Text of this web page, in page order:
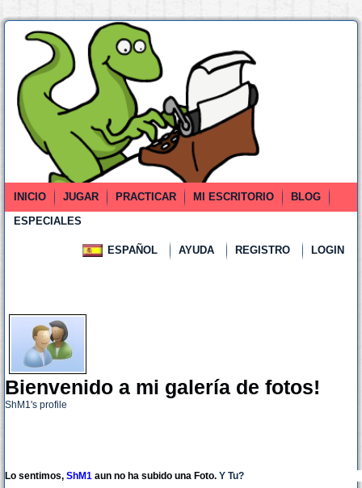
INICIO JUGAR PRACTICAR MI ESCRITORIO
BLOG
ESPECIALES
ESPAÑOL AYUDA REGISTRO LOGIN
Bienvenido a mi galería de fotos!
ShM1's profile
Lo sentimos, ShM1 aun no ha subido una Foto. Y Tu?